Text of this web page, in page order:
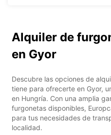
Alquiler de
en Gyor
Descubre las opciones de
tiene para ofrecerte en Gyor,
en Hungría. Con una amplia
furgonetas disponibles,
para tus necesidades de
localidad.